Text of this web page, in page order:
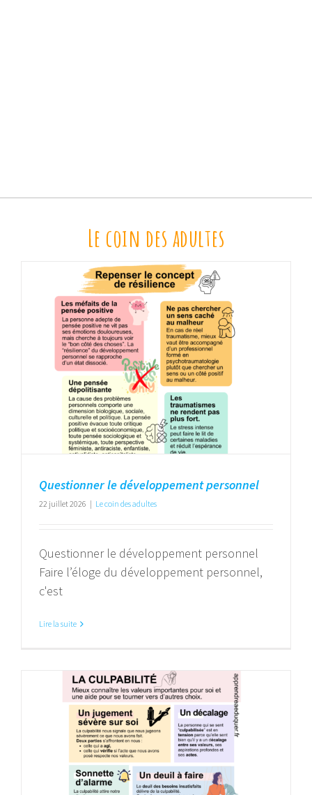
Le coin des adultes
Questionner le développement personnel
22 juillet 2026 | Le coin des adultes
Questionner le développement personnel
Faire l’éloge du développement personnel,
c'est
Lire la suite